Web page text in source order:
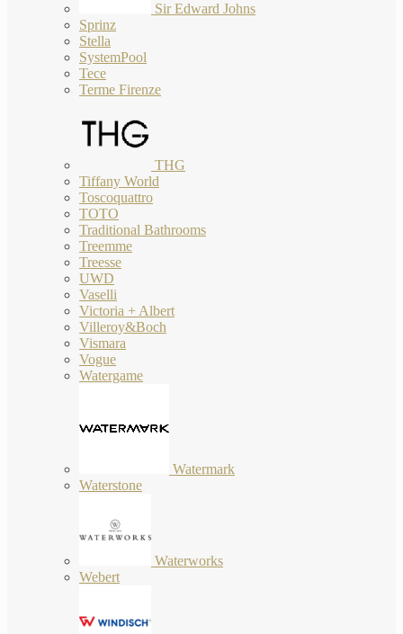
Sir Edward Johns
Sprinz
Stella
SystemPool
Tece
Terme Firenze
THG
Tiffany World
Toscoquattro
TOTO
Traditional Bathrooms
Treemme
Treesse
UWD
Vaselli
Victoria + Albert
Villeroy&Boch
Vismara
Vogue
Watergame
Watermark
Waterstone
Waterworks
Webert